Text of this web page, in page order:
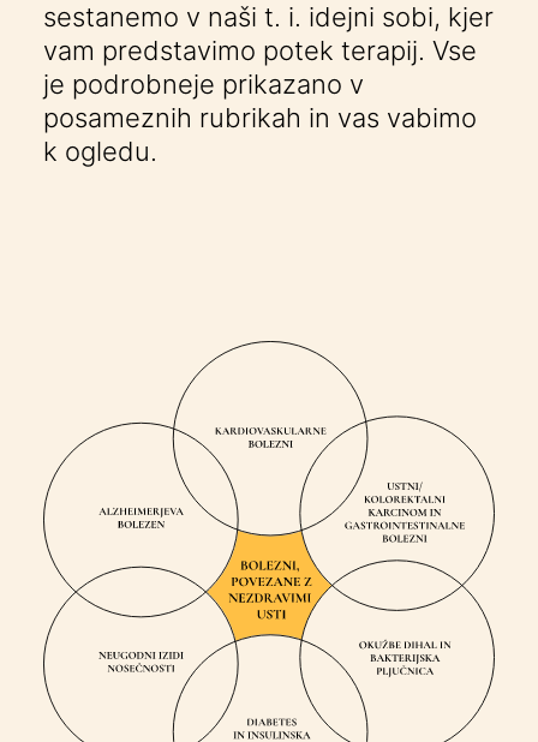
sestanemo v naši t. i. idejni sobi, kjer
vam predstavimo potek terapij. Vse
je podrobneje prikazano v
posameznih rubrikah in vas vabimo
k ogledu.